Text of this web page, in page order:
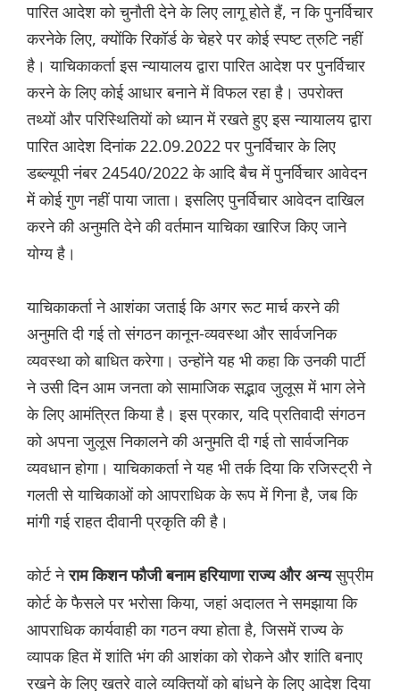
पारित आदेश को चुनौती देने के लिए लागू होते हैं, न कि पुनर्विचार
करनेके लिए, क्योंकि रिकॉर्ड के चेहरे पर कोई स्पष्ट त्रुटि नहीं
है। याचिकाकर्ता इस न्यायालय द्वारा पारित आदेश पर पुनर्विचार
करने के लिए कोई आधार बनाने में विफल रहा है। उपरोक्त
तथ्यों और परिस्थितियों को ध्यान में रखते हुए इस न्यायालय द्वारा
पारित आदेश दिनांक 22.09.2022 पर पुनर्विचार के लिए
डब्ल्यूपी नंबर 24540/2022 के आदि बैच में पुनर्विचार आवेदन
में कोई गुण नहीं पाया जाता। इसलिए पुनर्विचार आवेदन दाखिल
करने की अनुमति देने की वर्तमान याचिका खारिज किए जाने
योग्य है।
याचिकाकर्ता ने आशंका जताई कि अगर रूट मार्च करने की
अनुमति दी गई तो संगठन कानून-व्यवस्था और सार्वजनिक
व्यवस्था को बाधित करेगा। उन्होंने यह भी कहा कि उनकी पार्टी
ने उसी दिन आम जनता को सामाजिक सद्भाव जुलूस में भाग लेने
के लिए आमंत्रित किया है। इस प्रकार, यदि प्रतिवादी संगठन
को अपना जुलूस निकालने की अनुमति दी गई तो सार्वजनिक
व्यवधान होगा। याचिकाकर्ता ने यह भी तर्क दिया कि रजिस्ट्री ने
गलती से याचिकाओं को आपराधिक के रूप में गिना है, जब कि
मांगी गई राहत दीवानी प्रकृति की है।
कोर्ट नेराम किशन फौजी बनाम हरियाणा राज्य और अन्यसुप्रीम
कोर्ट के फैसले पर भरोसा किया, जहां अदालत ने समझाया कि
आपराधिक कार्यवाही का गठन क्या होता है, जिसमें राज्य के
व्यापक हित में शांति भंग की आशंका को रोकने और शांति बनाए
रखने के लिए खतरे वाले व्यक्तियों को बांधने के लिए आदेश दिया